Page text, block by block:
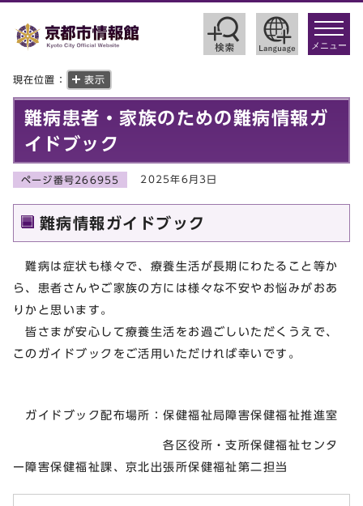
toggle
メニュー
現在位置： 表示
難病患者・家族のための難病情報ガ
イドブック
ページ番号266955 2025年6月3日
難病情報ガイドブック
難病は症状も様々で、療養生活が長期にわたること等か
ら、患者さんやご家族の方には様々な不安やお悩みがおあ
りかと思います。
皆さまが安心して療養生活をお過ごしいただくうえで、
このガイドブックをご活用いただければ幸いです。
ガイドブック配布場所：保健福祉局障害保健福祉推進室
各区役所・支所保健福祉センタ
ー障害保健福祉課、京北出張所保健福祉第二担当